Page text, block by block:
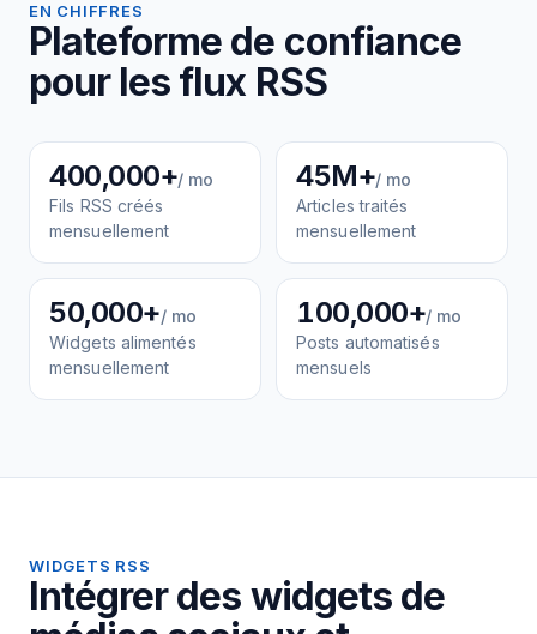
EN CHIFFRES
Plateforme de confiance
pour les flux RSS
400,000+/ mo
Fils RSS créés
mensuellement
45M+/ mo
Articles traités
mensuellement
50,000+/ mo
Widgets alimentés
mensuellement
100,000+/ mo
Posts automatisés
mensuels
WIDGETS RSS
Intégrer des widgets de